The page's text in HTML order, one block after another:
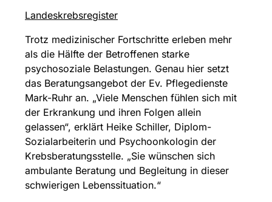
Landeskrebsregister
Trotz medizinischer Fortschritte erleben mehr
als die Hälfte der Betroffenen starke
psychosoziale Belastungen. Genau hier setzt
das Beratungsangebot der Ev. Pflegedienste
Mark-Ruhr an. „Viele Menschen fühlen sich mit
der Erkrankung und ihren Folgen allein
gelassen“, erklärt Heike Schiller, Diplom-
Sozialarbeiterin und Psychoonkologin der
Krebsberatungsstelle. „Sie wünschen sich
ambulante Beratung und Begleitung in dieser
schwierigen Lebenssituation.“